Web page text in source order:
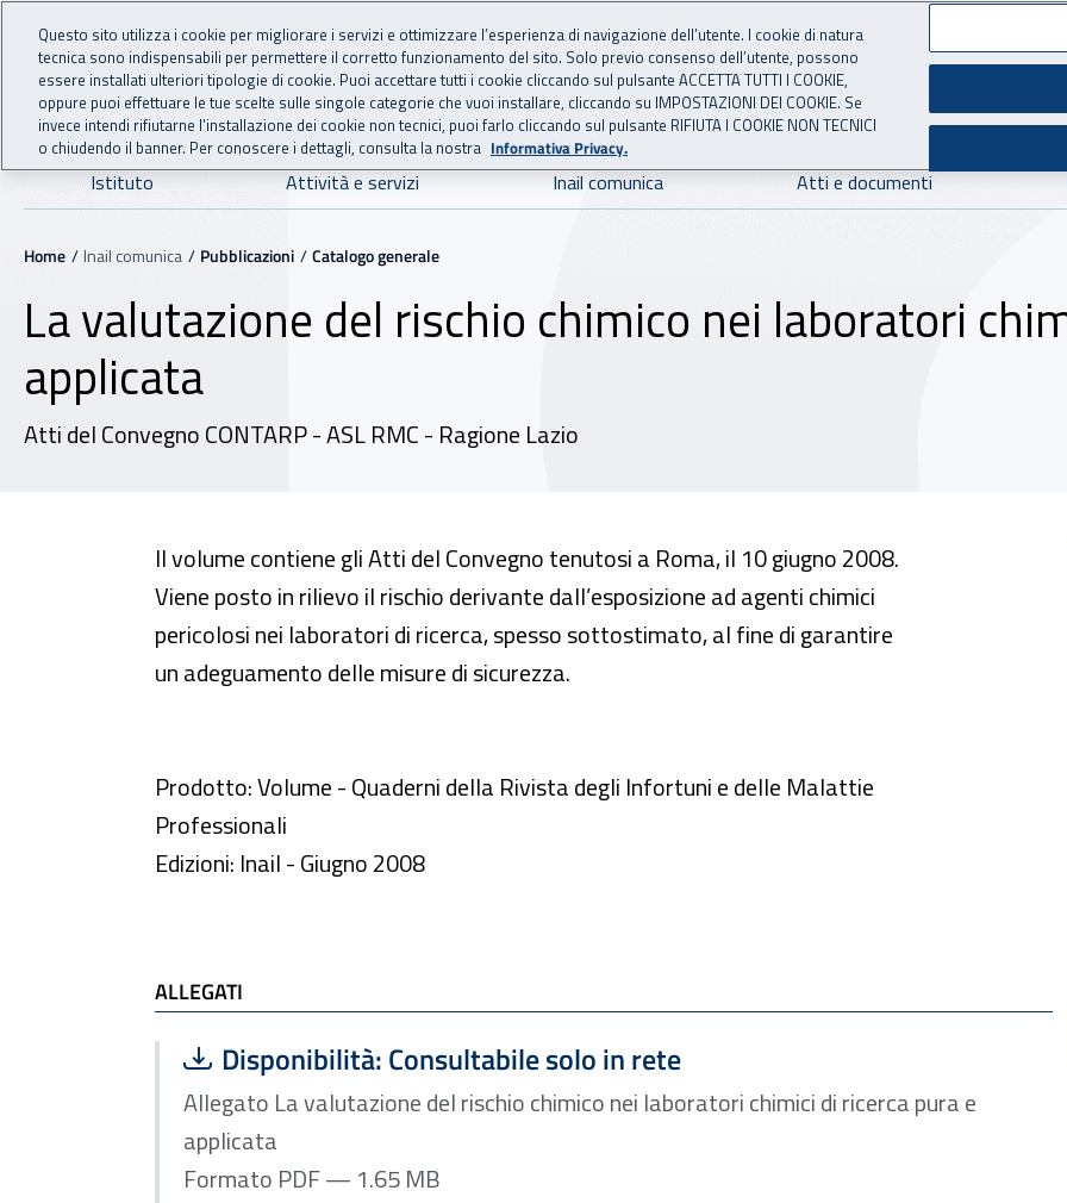
Vai al menu principale
Vai al contenuto principale
INAIL - Istituto Nazionale per l'Assicurazione
Navigazione principale
Istituto Attività e servizi Inail comunica Atti e documenti
Navigazione - Ti trovi in:
Home Inail comunica Pubblicazioni Catalogo generale
La valutazione del rischio chimico nei laboratori
applicata
Atti del Convegno CONTARP - ASL RMC - Ragione Lazio
Il volume contiene gli Atti del Convegno tenutosi a Roma, il 10 giugno 2008.
Viene posto in rilievo il rischio derivante dall’esposizione ad agenti chimici
pericolosi nei laboratori di ricerca, spesso sottostimato, al fine di garantire
un adeguamento delle misure di sicurezza.
Prodotto: Volume - Quaderni della Rivista degli Infortuni e delle Malattie
Professionali
Edizioni: Inail - Giugno 2008
ALLEGATI
Scarica file:
Disponibilità: Consultabile solo in rete
Formato PDF — Dimensione 1.65 MB
Allegato La valutazione del rischio chimico nei laboratori chimici di ricerca pura e
applicata
Formato PDF — 1.65 MB
Questo sito utilizza i cookie per migliorare i servizi e ottimizzare l’esperienza di navigazione dell’utente. I cookie di natura
tecnica sono indispensabili per permettere il corretto funzionamento del sito. Solo previo consenso dell’utente, possono
essere installati ulteriori tipologie di cookie. Puoi accettare tutti i cookie cliccando sul pulsante ACCETTA TUTTI I COOKIE,
oppure puoi effettuare le tue scelte sulle singole categorie che vuoi installare, cliccando su IMPOSTAZIONI DEI COOKIE. Se
invece intendi rifiutarne l’installazione dei cookie non tecnici, puoi farlo cliccando sul pulsante RIFIUTA I COOKIE NON TECNICI
o chiudendo il banner. Per conoscere i dettagli, consulta la nostra Informativa Privacy.